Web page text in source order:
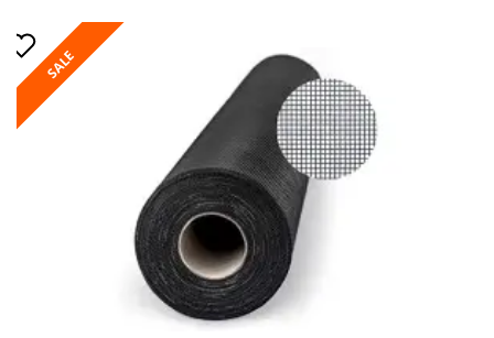
SALE